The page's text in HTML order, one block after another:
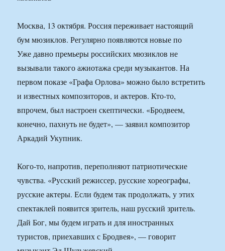
Москва, 13 октября. Россия переживает настоящий
бум мюзиклов. Регулярно появляются новые по
Уже давно премьеры российских мюзиклов не
вызывали такого ажиотажа среди музыкантов. На
первом показе «Графа Орлова» можно было встретить
и известных композиторов, и актеров. Кто-то,
впрочем, был настроен скептически. «Бродвеем,
конечно, пахнуть не будет», — заявил композитор
Аркадий Укупник.
Кого-то, напротив, переполняют патриотические
чувства. «Русский режиссер, русские хореографы,
русские актеры. Если будем так продолжать, у этих
спектаклей появится зритель, наш русский зритель.
Дай Бог, мы будем играть и для иностранных
туристов, приехавших с Бродвея», — говорит